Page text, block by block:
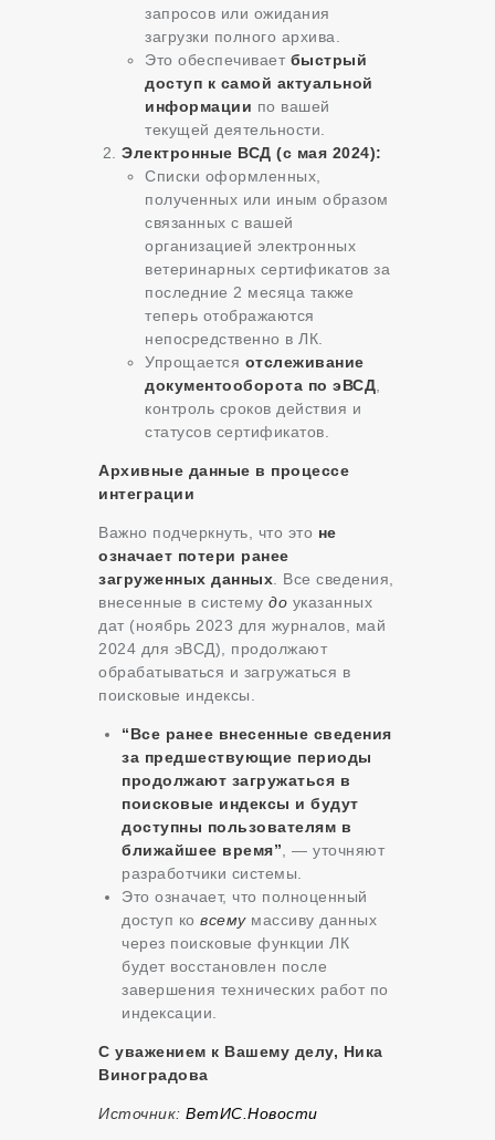
запросов или ожидания
загрузки полного архива.
Это обеспечивает быстрый
доступ к самой актуальной
информации по вашей
текущей деятельности.
Электронные ВСД (с мая 2024):
Списки оформленных,
полученных или иным образом
связанных с вашей
организацией электронных
ветеринарных сертификатов за
последние 2 месяца также
теперь отображаются
непосредственно в ЛК.
Упрощается отслеживание
документооборота по эВСД
контроль сроков действия и
статусов сертификатов.
Архивные данные в процессе
интеграции
Важно подчеркнуть, что это не
означает потери ранее
загруженных данных . Все сведения,
внесенные в систему до указанных
дат (ноябрь 2023 для журналов, май
2024 для эВСД), продолжают
обрабатываться и загружаться в
поисковые индексы.
“Все ранее внесенные сведения
за предшествующие периоды
продолжают загружаться в
поисковые индексы и будут
доступны пользователям в
ближайшее время” , — уточняют
разработчики системы.
Это означает, что полноценный
доступ ко всемумассиву данных
через поисковые функции ЛК
будет восстановлен после
завершения технических работ по
индексации.
С уважением к Вашему делу, Ника
Виноградова
Источник: ВетИС.Новости